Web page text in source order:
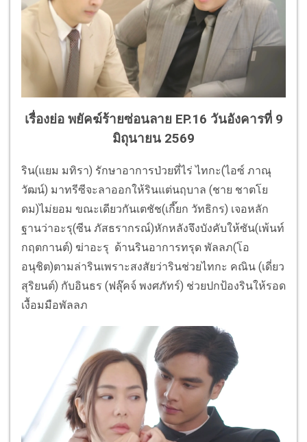
เรื่องย่อ พยัคฆ์ร้ายซ่อนลาย EP.16 วันอังคารที่ 9
มิถุนายน 2569
ริน(แยม มทิรา) รักษาอาการป่วยที่ไร่ ไทกะ(ไอซ์ ภาณุ
วัฒน์) มาทรีซีจะลาออกให้รินแต่นฤบาล (ชาย ชาตโย
ดม)ไม่ยอม ขณะเดียวกันเตชัช(เกี๊ยก วัทธิกร) เจอหลัก
ฐานว่าอะรุ(ซีน ภัสธรากรณ์)หักหลังจึงบังคับให้ซัน(เพ้นท์
กฤตกานต์) ฆ่าอะรุ ด้านรินอาการทรุด พัลลภ(โอ
อนุชิต)ตามล่ารินเพราะสงสัยว่ารินช่วยไทกะ คณิน (เดี่ยว
สุริยนต์) กับอินธร (ฟลุ๊คจ์ พงศภัทร์) ช่วยปกป้องรินให้รอด
เงื้อมมือพัลลภ